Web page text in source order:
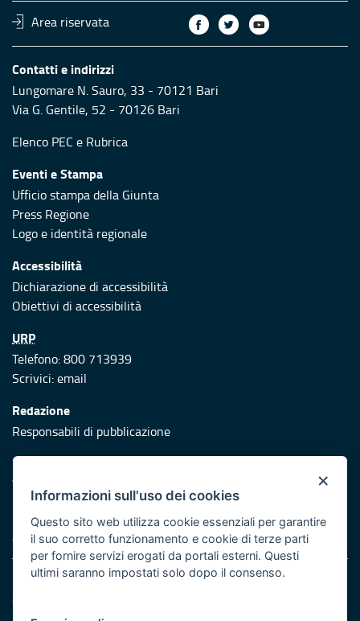
Area riservata
Contatti e indirizzi
Lungomare N. Sauro, 33 - 70121 Bari
Via G. Gentile, 52 - 70126 Bari
Elenco PEC e Rubrica
Eventi e Stampa
Ufficio stampa della Giunta
Press Regione
Logo e identità regionale
Accessibilità
Dichiarazione di accessibilità
Obiettivi di accessibilità
URP
Telefono: 800 713939
Scrivici:email
Redazione
Responsabili di pubblicazione
Protezione civile
Vai al sito di Protezione Civile Puglia
Iniziativa finanziata con risorse del POR Puglia 2014/2020 -
Asse XI
Note legali
Cookie e privacy
×
Informazioni sull'uso dei cookies
Questo sito web utilizza cookie essenziali per garantire
il suo corretto funzionamento e cookie di terze parti
per fornire servizi erogati da portali esterni. Questi
ultimi saranno impostati solo dopo il consenso.